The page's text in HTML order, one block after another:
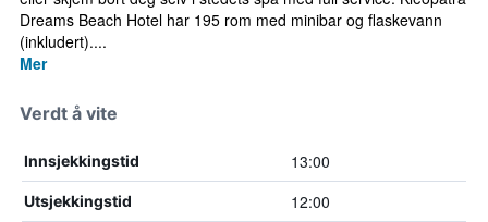
Dreams Beach Hotel har 195 rom med minibar og flaskevann
(inkludert)....
Mer
Verdt å vite
Innsjekkingstid 13:00
Utsjekkingstid 12:00